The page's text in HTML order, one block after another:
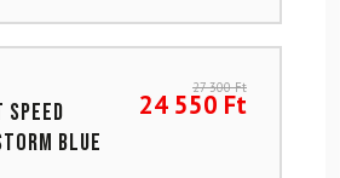
Blue
27 300Ft
24 550 Ft